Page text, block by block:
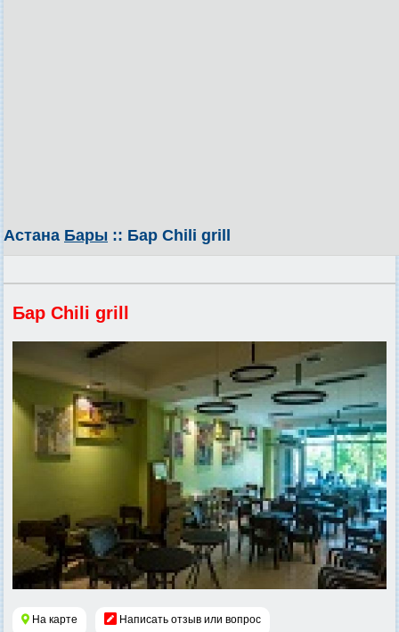
Астана Бары :: Бар Chili grill
Бар Chili grill
На карте Написать отзыв или вопрос